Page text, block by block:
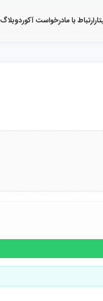
ارتباط با مادرخواست آکوردوبلاگ